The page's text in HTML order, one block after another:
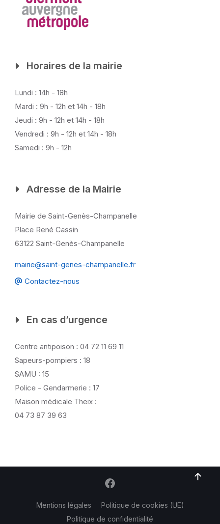
Horaires de la mairie
Lundi : 14h - 18h
Mardi : 9h - 12h et 14h - 18h
Jeudi : 9h - 12h et 14h - 18h
Vendredi : 9h - 12h et 14h - 18h
Samedi : 9h - 12h
Adresse de la Mairie
Mairie de Saint-Genès-Champanelle
Place René Cassin
63122 Saint-Genès-Champanelle
mairie@saint-genes-champanelle.fr
Contactez-nous
En cas d’urgence
Centre antipoison : 04 72 11 69 11
Sapeurs-pompiers : 18
SAMU : 15
Police - Gendarmerie : 17
Maison médicale Theix :
04 73 87 39 63
Mentions légales
Politique de cookies (UE)
Politique de confidentialité